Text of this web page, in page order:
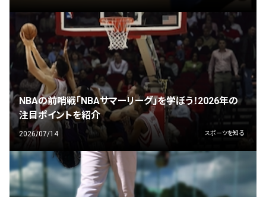
NBAの前哨戦「NBAサマーリーグ」を学ぼう！2026年の
注目ポイントを紹介
2026/07/14 スポーツを知る